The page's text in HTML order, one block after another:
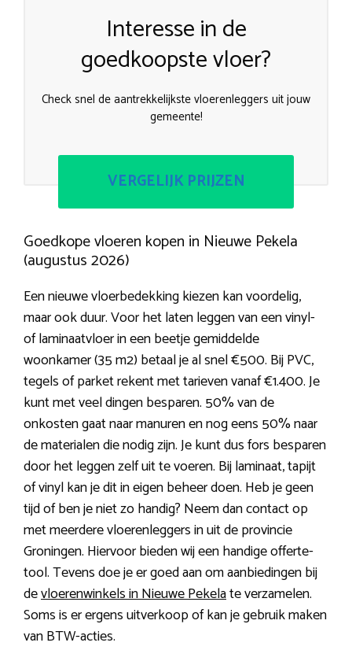
Interesse in de
goedkoopste vloer?
Check snel de aantrekkelijkste vloerenleggers uit jouw
gemeente!
VERGELIJK PRIJZEN
Goedkope vloeren kopen in Nieuwe Pekela
(augustus 2026)
Een nieuwe vloerbedekking kiezen kan voordelig,
maar ook duur. Voor het laten leggen van een vinyl-
of laminaatvloer in een beetje gemiddelde
woonkamer (35 m2) betaal je al snel €500. Bij PVC,
tegels of parket rekent met tarieven vanaf €1.400. Je
kunt met veel dingen besparen. 50% van de
onkosten gaat naar manuren en nog eens 50% naar
de materialen die nodig zijn. Je kunt dus fors besparen
door het leggen zelf uit te voeren. Bij laminaat, tapijt
of vinyl kan je dit in eigen beheer doen. Heb je geen
tijd of ben je niet zo handig? Neem dan contact op
met meerdere vloerenleggers in uit de provincie
Groningen. Hiervoor bieden wij een handige offerte-
tool. Tevens doe je er goed aan om aanbiedingen bij
devloerenwinkels in Nieuwe Pekelate verzamelen.
Soms is er ergens uitverkoop of kan je gebruik maken
van BTW-acties.